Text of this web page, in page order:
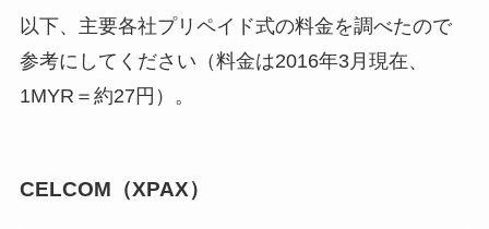
以下、主要各社プリペイド式の料金を調べたので
参考にしてください（料金は2016年3月現在、
1MYR＝約27円）。
CELCOM（XPAX）